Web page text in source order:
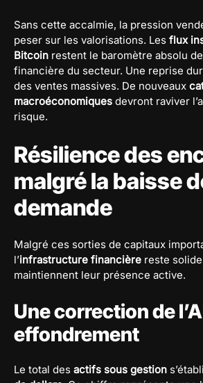
Sans cette accalmie, la pression
peser sur les valorisations. Les flux
Bitcoin restent le baromètre absolu
financière du secteur. Une reprise
des ventes massives. De nouveaux
macroéconomiques devront raviver
risque.
Résilience des
malgré la baisse
demande
Malgré ces sorties de capitaux
l’infrastructure financière reste
maintiennent leur présence active.
Une correction de
effondrement
Le total des actifs sous gestion